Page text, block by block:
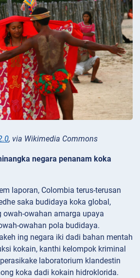
, via Wikimedia Commons
negara penanam koka
laporan, Colombia terus-terusan
saka budidaya koka global,
owah-owahan amarga upaya
owahan pola budidaya.
ing negara iki dadi bahan mentah
kokain, kanthi kelompok kriminal
laboratorium klandestin
koka dadi kokain hidroklorida.